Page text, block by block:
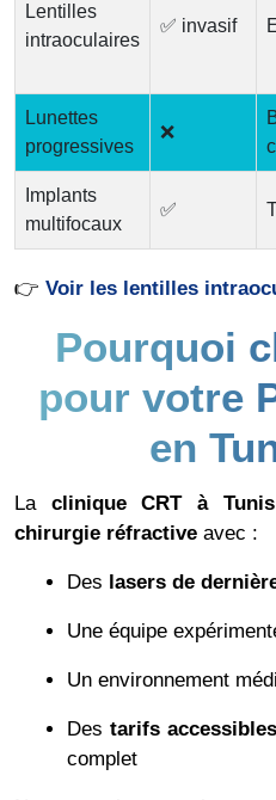
Lentilles
intraoculaires
✅ invasif
Lunettes
progressives
❌
Implants
multifocaux
✅
👉 Voir les lentilles
Pourquoi
pour votre
en
La clinique CRT à Tunis
chirurgie réfractive avec :
Des lasers de
Une équipe
Un environnement
Des tarifs accessibles
complet